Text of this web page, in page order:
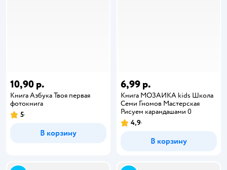
10,90 р.
Книга Азбука Твоя первая
фотокнига
5
В корзину
6,99 р.
Книга МОЗАИКА kids Школа
Семи Гномов Мастерская
Рисуем карандашами 0
4,9
В корзину